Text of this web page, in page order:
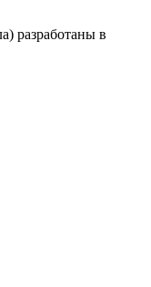
разработаны в